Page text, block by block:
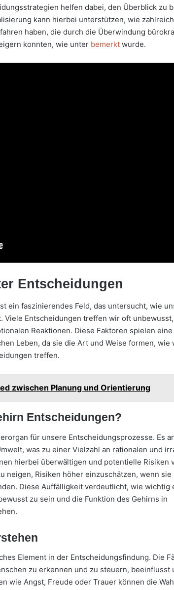
helfen dabei, den Überblick zu
kann hierbei unterstützen, wie
haben, die durch die Überwindung
konnten, wie unter bemerkt wurde.
Entscheidungen
ein faszinierendes Feld, das untersucht, wie
Viele Entscheidungen treffen wir oft
Reaktionen. Diese Faktoren spielen eine
Leben, da sie die Art und Weise formen, wie
treffen.
zwischen Planung und Orientierung
Entscheidungen?
für unsere Entscheidungsprozesse. Es
was zu einer Vielzahl an rationalen und
hierbei überwältigen und potentielle Risiken
neigen, Risiken höher einzuschätzen, wenn sie
Diese Auffälligkeit verdeutlicht, wie wichtig
zu sein und die Funktion des Gehirns in
Element in der Entscheidungsfindung. Die
zu erkennen und zu steuern, beeinflusst
wie Angst, Freude oder Trauer können die